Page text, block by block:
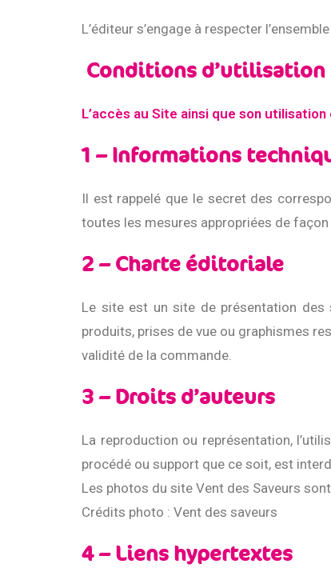
L’éditeur s’engage à respecter
Conditions d’utilisation
L’accès au Site ainsi que son
1 – Informations
Il est rappelé que le secret des
toutes les mesures appropriées de
2 – Charte éditoriale
Le site est un site de présentation des
produits, prises de vue ou graphismes
validité de la commande.
3 – Droits d’auteurs
La reproduction ou représentation,
procédé ou support que ce soit, est
Les photos du site Vent des Saveurs
Crédits photo : Vent des saveurs
4 – Liens hypertextes